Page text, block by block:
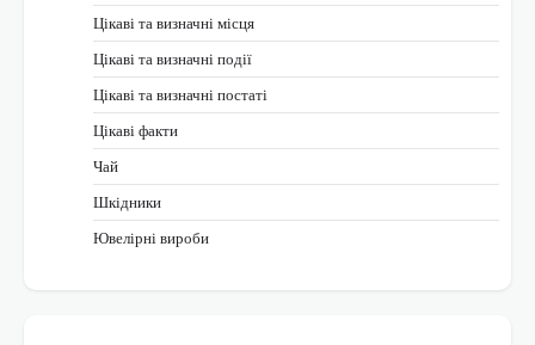
Цікаві та визначні місця
Цікаві та визначні події
Цікаві та визначні постаті
Цікаві факти
Чай
Шкідники
Ювелірні вироби